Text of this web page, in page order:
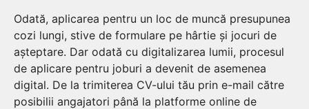
Odată, aplicarea pentru un loc de muncă presupunea
cozi lungi, stive de formulare pe hârtie și jocuri de
așteptare. Dar odată cu digitalizarea lumii, procesul
de aplicare pentru joburi a devenit de asemenea
digital. De la trimiterea CV-ului tău prin e-mail către
posibilii angajatori până la platforme online de